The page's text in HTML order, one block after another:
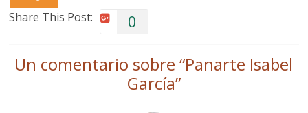
Share This Post: 0
Un comentario sobre “Panarte Isabel
García”